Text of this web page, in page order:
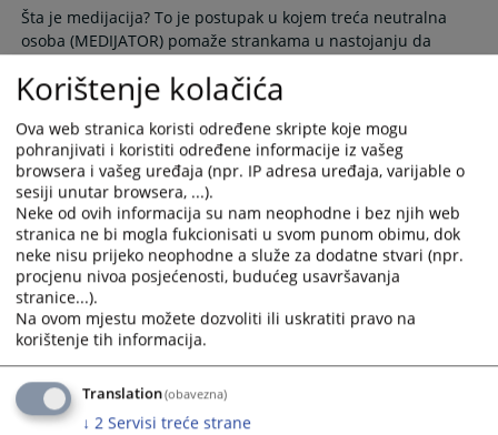
question
mark
key
to
get
the
keyboard
shortcuts
for
changing
dates.
question
mark
key
the
keyboard
shortcuts
for
changing
dates.
Šta je medijacija? To je postupak u kojem treća neutralna
osoba (MEDIJATOR) pomaže strankama u nastojanju da
Lista medijatora
Ukoliko se odlučite za medijaciju kao metodu rješavanja
spora, u prilogu možete pronaći listu medijatora kojima se
možete obratiti...
27.08.2009.
Korištenje kolačića
Ova web stranica koristi određene skripte koje mogu
pohranjivati i koristiti određene informacije iz vašeg
browsera i vašeg uređaja (npr. IP adresa uređaja, varijable o
sesiji unutar browsera, ...).
Neke od ovih informacija su nam neophodne i bez njih web
stranica ne bi mogla fukcionisati u svom punom obimu, dok
neke nisu prijeko neophodne a služe za dodatne stvari (npr.
procjenu nivoa posjećenosti, budućeg usavršavanja
stranice...).
Na ovom mjestu možete dozvoliti ili uskratiti pravo na
korištenje tih informacija.
Translation(obavezna)
↓ 2 Servisi treće strane